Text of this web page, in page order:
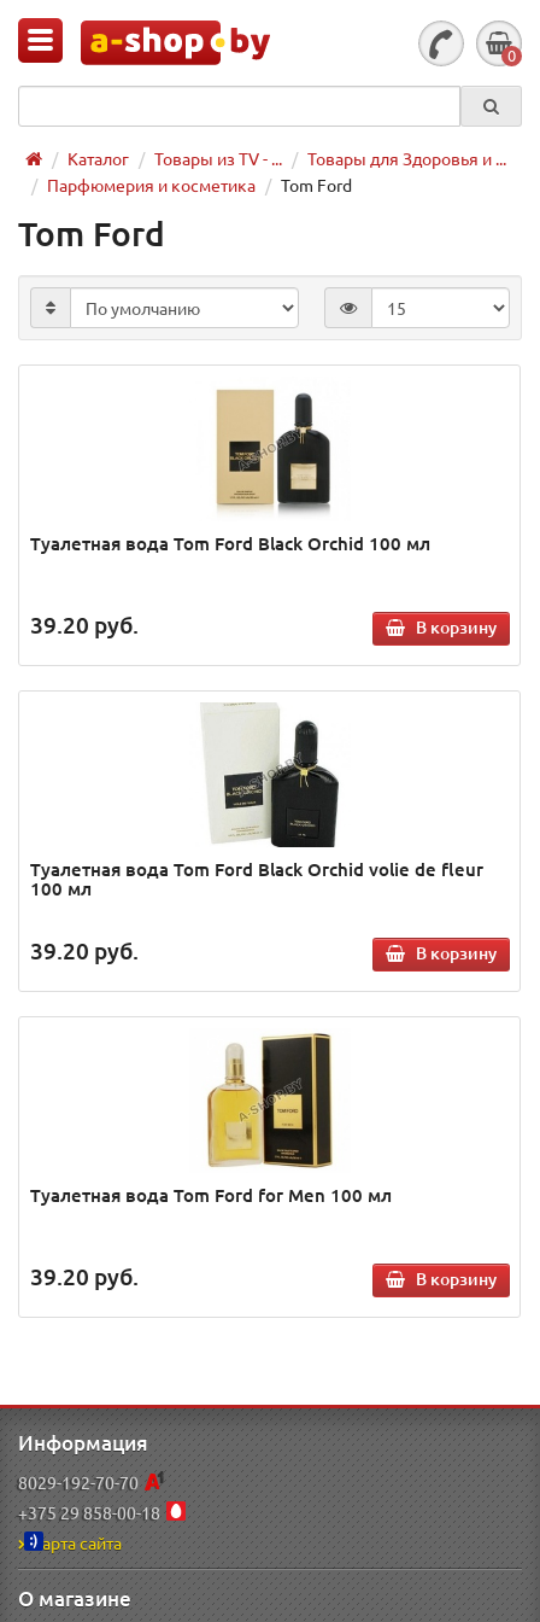
0
Каталог Товары из TV - ...
Товары для Здоровья и ...
Парфюмерия и косметика
Tom Ford
Tom Ford
Туалетная вода Tom Ford Black Orchid 100 мл
39.20 руб. В корзину
Туалетная вода Tom Ford Black Orchid volie de fleur
100 мл
39.20 руб. В корзину
Туалетная вода Tom Ford for Men 100 мл
39.20 руб. В корзину
Информация
8029-192-70-70
+375 29 858-00-18
Карта сайта
О магазине